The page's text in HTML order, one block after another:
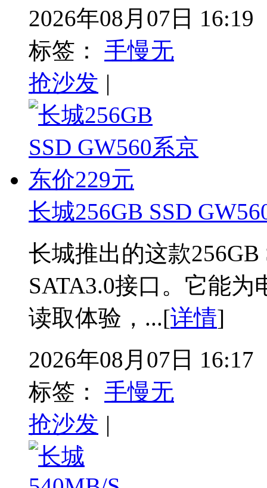
2026年08月07日 16:19
标签：
手慢无
抢沙发 |
长城256GB SSD
长城推出的这款
SATA3.0接口。它能
读取体验，...[详情]
2026年08月07日 16:17
标签：
手慢无
抢沙发 |